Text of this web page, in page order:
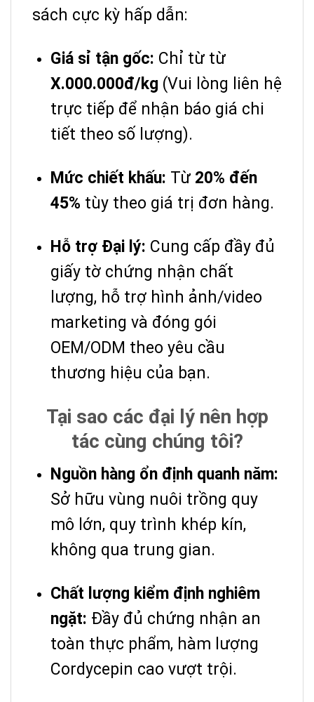
sách cực kỳ hấp dẫn:
Giá sỉ tận gốc: Chỉ từ từ
X.000.000đ/kg (Vui lòng liên hệ
trực tiếp để nhận báo giá chi
tiết theo số lượng).
Mức chiết khấu: Từ 20% đến
45% tùy theo giá trị đơn hàng.
Hỗ trợ Đại lý: Cung cấp đầy đủ
giấy tờ chứng nhận chất
lượng, hỗ trợ hình ảnh/video
marketing và đóng gói
OEM/ODM theo yêu cầu
thương hiệu của bạn.
Tại sao các đại lý nên hợp
tác cùng chúng tôi?
Nguồn hàng ổn định quanh năm:
Sở hữu vùng nuôi trồng quy
mô lớn, quy trình khép kín,
không qua trung gian.
Chất lượng kiểm định nghiêm
ngặt: Đầy đủ chứng nhận an
toàn thực phẩm, hàm lượng
Cordycepin cao vượt trội.